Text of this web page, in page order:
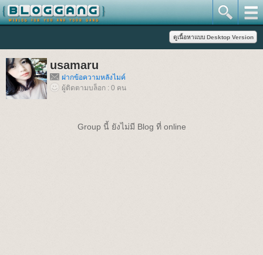
usamaru
ฝากข้อความหลังไมค์
ผู้ติดตามบล็อก : 0 คน
Group นี้ ยังไม่มี Blog ที่ online